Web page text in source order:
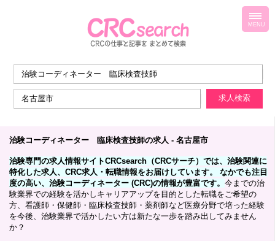
治験コーディネーター 臨床検査技師の求人 - 名古屋市
治験専門の求人情報サイトCRCsearch（CRCサーチ）では、治験関連に
特化した求人、CRC求人・転職情報をお届けしています。 なかでも注目
度の高い、治験コーディネーター (CRC)の情報が豊富です。 今までの治
験業界での経験を活かしキャリアアップを目的とした転職をご希望の
方、看護師・保健師・臨床検査技師・薬剤師など医療分野で培った経験
を今後、治験業界で活かしたい方は新たな一歩を踏み出してみません
か？
MENU